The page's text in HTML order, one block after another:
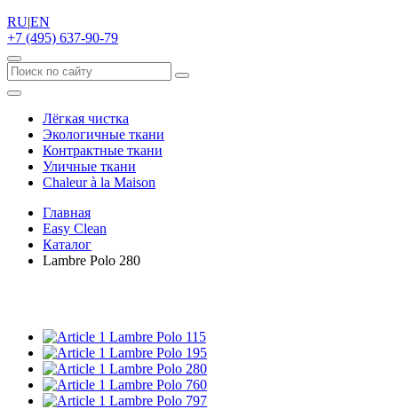
RU|EN
+7 (495) 637-90-79
Лёгкая чистка
Экологичные ткани
Контрактные ткани
Уличные ткани
Сhaleur à la Maison
Главная
Easy Clean
Каталог
Lambre Polo 280
Lambre Polo 115
Lambre Polo 195
Lambre Polo 280
Lambre Polo 760
Lambre Polo 797